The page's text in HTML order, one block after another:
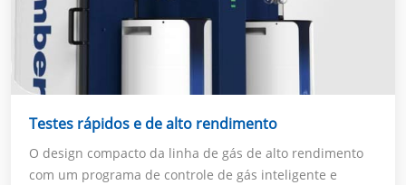
Testes rápidos e de alto rendimento
O design compacto da linha de gás de alto rendimento
com um programa de controle de gás inteligente e